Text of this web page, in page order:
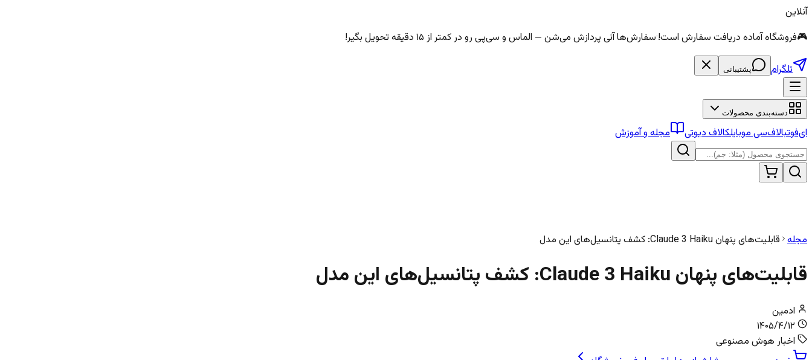
آنلاین
🎮فروشگاه آماده دریافت سفارش است!·سفارش‌ها آنی پردازش می‌شن — الماس و سی‌پی رو در کمتر از ۱۵ دقیقه تحویل بگیر!
تلگرام پشتیبانی
دسته‌بندی محصولات
ای‌فوتبالاف‌سی موبایلکالاف دیوتی مجله و آموزش
مجله قابلیت‌های پنهان Claude 3 Haiku: کشف پتانسیل‌های این مدل
قابلیت‌های پنهان Claude 3 Haiku: کشف پتانسیل‌های این مدل
ادمین
۱۴۰۵/۴/۱۲
اخبار هوش مصنوعی